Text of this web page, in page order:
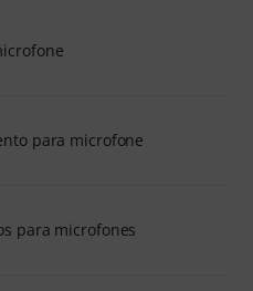
para microfone
para microfones